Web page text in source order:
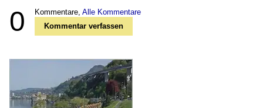
0 Kommentare, Alle Kommentare
Kommentar verfassen